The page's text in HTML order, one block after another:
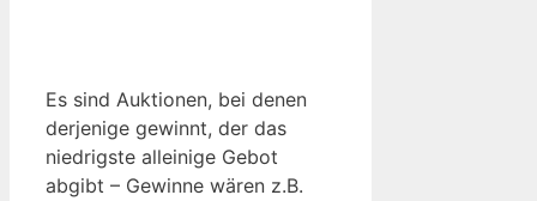
Es sind Auktionen, bei denen
derjenige gewinnt, der das
niedrigste alleinige Gebot
abgibt – Gewinne wären z.B.